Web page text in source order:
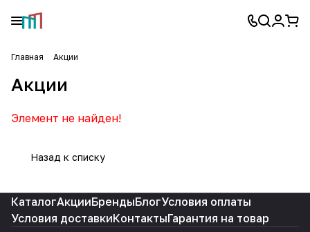
Главная Акции
Акции
Элемент не найден!
Назад к списку
КаталогАкцииБрендыБлогУсловия оплаты
Условия доставкиКонтактыГарантия на товар